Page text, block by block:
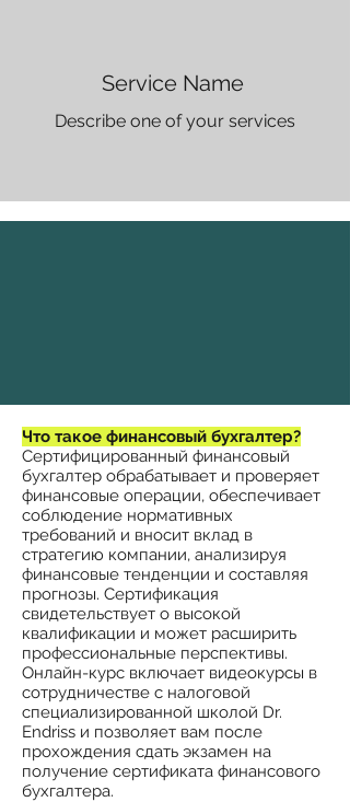
Service Name
Describe one of your services
Что такое финансовый бухгалтер?
Сертифицированный финансовый
бухгалтер обрабатывает и проверяет
финансовые операции, обеспечивает
соблюдение нормативных
требований и вносит вклад в
стратегию компании, анализируя
финансовые тенденции и составляя
прогнозы. Сертификация
свидетельствует о высокой
квалификации и может расширить
профессиональные перспективы.
Онлайн-курс включает видеокурсы в
сотрудничестве с налоговой
специализированной школой Dr.
Endriss и позволяет вам после
прохождения сдать экзамен на
получение сертификата финансового
бухгалтера.